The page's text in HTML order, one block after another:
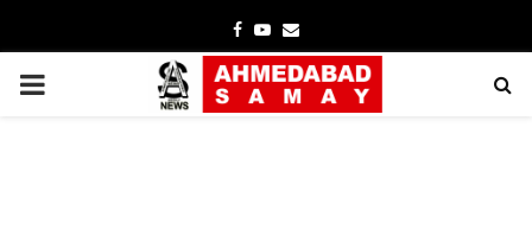
Facebook
YoutubeEmail
PRIMARY